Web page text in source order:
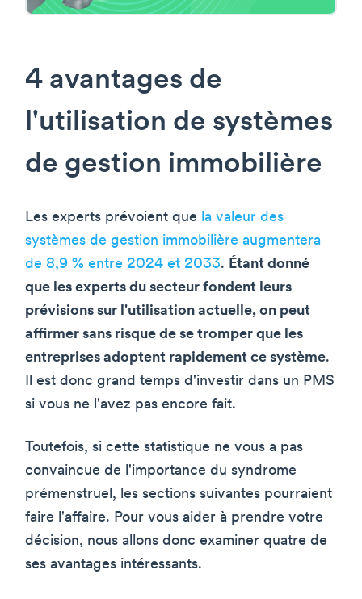
4 avantages de
l'utilisation de systèmes
de gestion immobilière
Les experts prévoient que la valeur des
systèmes de gestion immobilière augmentera
de 8,9 % entre 2024 et 2033. Étant donné
que les experts du secteur fondent leurs
prévisions sur l'utilisation actuelle, on peut
affirmer sans risque de se tromper que les
entreprises adoptent rapidement ce système.
Il est donc grand temps d'investir dans un PMS
si vous ne l'avez pas encore fait.
Toutefois, si cette statistique ne vous a pas
convaincue de l'importance du syndrome
prémenstruel, les sections suivantes pourraient
faire l'affaire. Pour vous aider à prendre votre
décision, nous allons donc examiner quatre de
ses avantages intéressants.